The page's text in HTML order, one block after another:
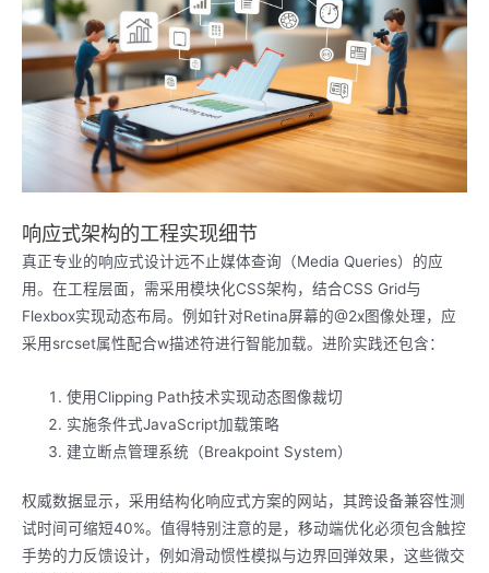
响应式架构的工程实现细节
真正专业的响应式设计远不止媒体查询（Media Queries）的应
用。在工程层面，需采用模块化CSS架构，结合CSS Grid与
Flexbox实现动态布局。例如针对Retina屏幕的@2x图像处理，应
采用srcset属性配合w描述符进行智能加载。进阶实践还包含：
使用Clipping Path技术实现动态图像裁切
实施条件式JavaScript加载策略
建立断点管理系统（Breakpoint System）
权威数据显示，采用结构化响应式方案的网站，其跨设备兼容性测
试时间可缩短40%。值得特别注意的是，移动端优化必须包含触控
手势的力反馈设计，例如滑动惯性模拟与边界回弹效果，这些微交